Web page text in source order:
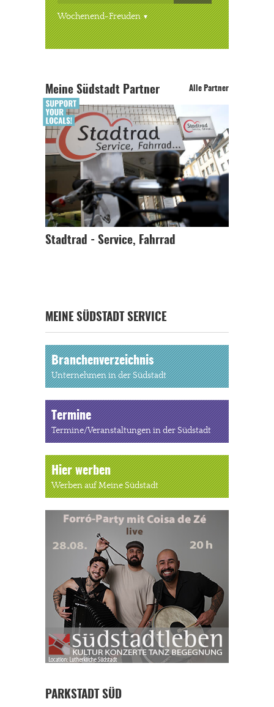
Wochenend-Freuden
Meine Südstadt Partner Alle Partner
Stadtrad - Service, Fahrrad
MEINE SÜDSTADT SERVICE
Branchenverzeichnis
Unternehmen in der Südstadt
Termine
Termine/Veranstaltungen in der Südstadt
Hier werben
Werben auf Meine Südstadt
PARKSTADT SÜD